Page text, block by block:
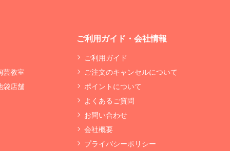
芸教室
袋店舗
ご利用ガイド・会社情報
ご利用ガイド
ご注文のキャンセルについて
ポイントについて
よくあるご質問
お問い合わせ
会社概要
プライバシーポリシー